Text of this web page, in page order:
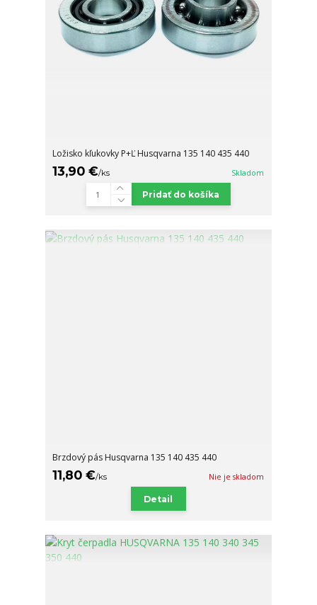
Ložisko kľukovky P+Ľ Husqvarna 135 140 435 440
13,90 €/ks Skladom
Pridať do košíka
Brzdový pás Husqvarna 135 140 435 440
11,80 €/ks Nie je skladom
Detail